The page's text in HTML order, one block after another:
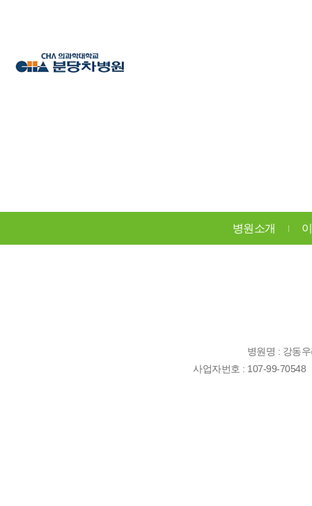
병원소개
병원명 : 강동
사업자번호 : 107-99-